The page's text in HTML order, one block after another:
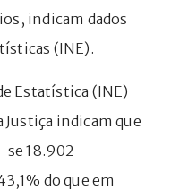
indicam dados
(INE).
Estatística (INE)
indicam que
se 18.902
do que em